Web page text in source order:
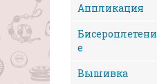
Аппликация
Бисероплетени
е
Вышивка